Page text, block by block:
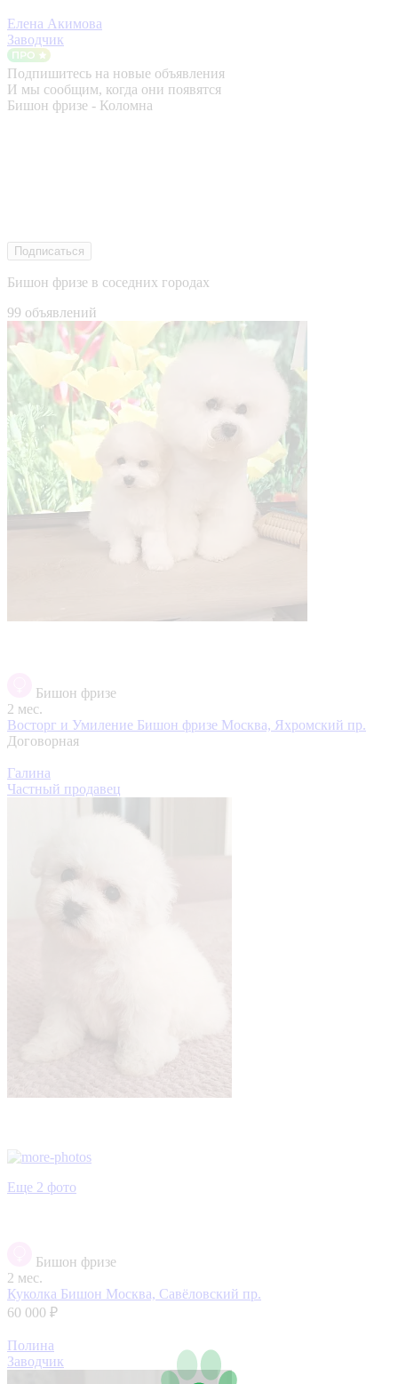
Елена Акимова
Заводчик
Подпишитесь на новые объявления
И мы сообщим, когда они появятся
Бишон фризе - Коломна
Подписаться
Бишон фризе в соседних городах
99 объявлений
Бишон фризе
2 мес.
Восторг и Умиление Бишон фризе Москва, Яхромский пр.
Договорная
Галина
Частный продавец
Еще 2 фото
Бишон фризе
2 мес.
Куколка Бишон Москва, Савёловский пр.
60 000 ₽
Полина
Заводчик